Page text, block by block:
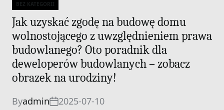
Categories
BEZ KATEGORII
Jak uzyskać zgodę na budowę domu
wolnostojącego z uwzględnieniem prawa
budowlanego? Oto poradnik dla
deweloperów budowlanych – zobacz
obrazek na urodziny!
Byadmin 2025-07-10